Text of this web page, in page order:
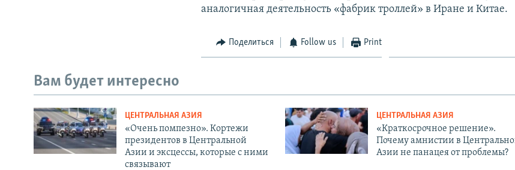
аналогичная деятельность «фабрик троллей» в Иране и Китае.
Поделиться Follow us Print
Вам будет интересно
ЦЕНТРАЛЬНАЯ АЗИЯ
«Очень помпезно». Кортежи
президентов в Центральной
Азии и эксцессы, которые с ними
связывают
ЦЕНТРАЛЬНАЯ АЗИЯ
«Краткосрочное решение».
Почему амнистии в
Азии не панацея от проблемы?